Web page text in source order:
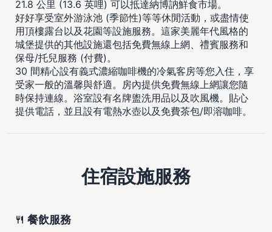
21.8 公里 (13.6 英哩) 可以抵達納博訥鮮食市場。
好好享受室外游泳池 (季節性)等等休閒活動，或盡情使
用頂樓露台以及花園等設施服務。這家美麗年代風格的
城堡提供的其他設施還包括免費無線上網、禮賓服務和
保母/托兒服務 (付費)。
30 間精心設有義式濃縮咖啡機的冷氣客房等您入住，享
受家一般的溫馨與舒適。房內提供免費無線上網讓您隨
時保持連線。浴室設有名牌盥洗用品以及吹風機。貼心
提供電話，並且設有電熱水壺以及免費茶包/即溶咖啡。
住宿設施服務
餐飲服務